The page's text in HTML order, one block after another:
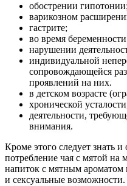
обострении гипотонии;
варикозном
гастрите;
во время
нарушении
индивидуальной
сопровождающейся
проявлений на них.
в детском возрасте
хронической
деятельности,
внимания.
Кроме этого следует знать
потребление чая с мятой
напиток с мятным ароматом
и сексуальные возможности.